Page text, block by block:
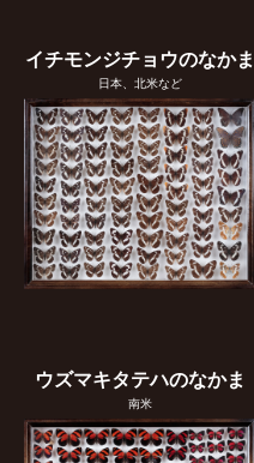
イチモンジチョウのなかま
日本、北米など
ウズマキタテハのなかま
南米